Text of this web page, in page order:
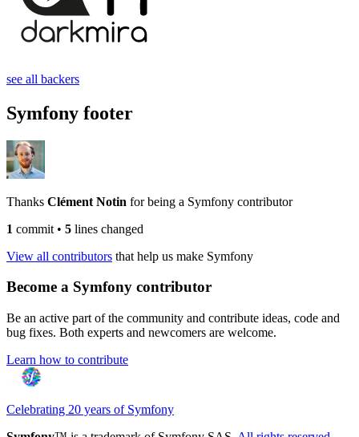
see all backers
Symfony footer
Thanks Clément Notin for being a Symfony contributor
1 commit • 5 lines changed
View all contributors that help us make Symfony
Become a Symfony contributor
Be an active part of the community and contribute ideas, code and
bug fixes. Both experts and newcomers are welcome.
Learn how to contribute
Celebrating 20 years of Symfony